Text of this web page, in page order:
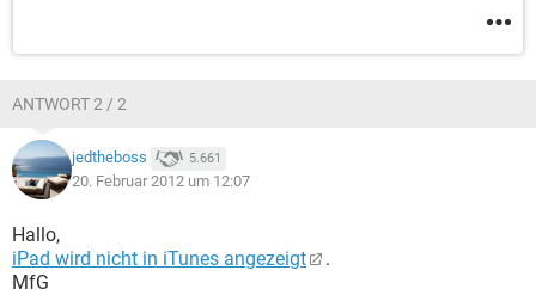
ANTWORT 2 / 2
jedtheboss 5.661
20. Februar 2012 um 12:07
Hallo,
iPad wird nicht in iTunes angezeigt
.
MfG